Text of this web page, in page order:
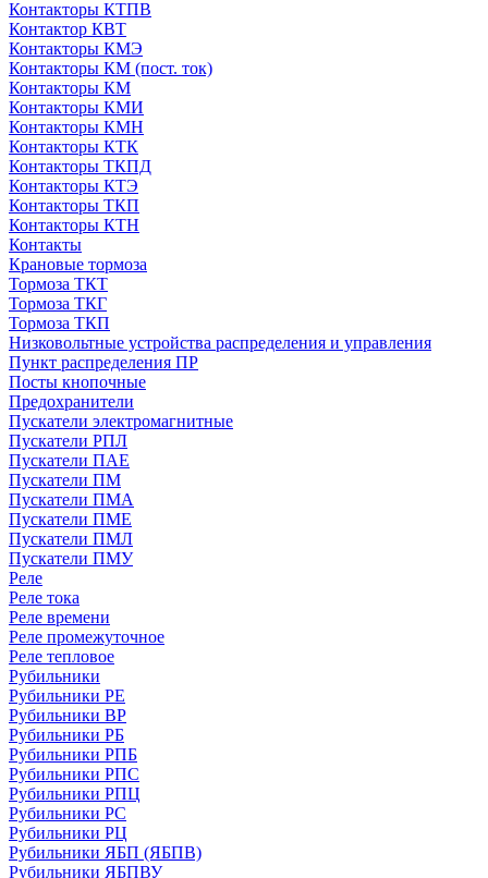
Контакторы КТПВ
Контактор КВТ
Контакторы КМЭ
Контакторы КМ (пост. ток)
Контакторы КМ
Контакторы КМИ
Контакторы КМН
Контакторы КТК
Контакторы ТКПД
Контакторы КТЭ
Контакторы ТКП
Контакторы КТН
Контакты
Крановые тормоза
Тормоза ТКТ
Тормоза ТКГ
Тормоза ТКП
Низковольтные устройства распределения и управления
Пункт распределения ПР
Посты кнопочные
Предохранители
Пускатели электромагнитные
Пускатели РПЛ
Пускатели ПАЕ
Пускатели ПМ
Пускатели ПМА
Пускатели ПМЕ
Пускатели ПМЛ
Пускатели ПМУ
Реле
Реле тока
Реле времени
Реле промежуточное
Реле тепловое
Рубильники
Рубильники РЕ
Рубильники ВР
Рубильники РБ
Рубильники РПБ
Рубильники РПС
Рубильники РПЦ
Рубильники РС
Рубильники РЦ
Рубильники ЯБП (ЯБПВ)
Рубильники ЯБПВУ